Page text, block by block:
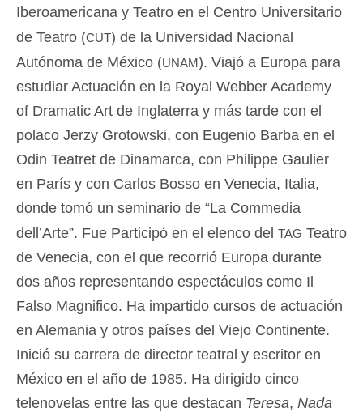
Iberoamericana y Teatro en el Centro Universitario
de Teatro (cut) de la Universidad Nacional
Autónoma de México (unam). Viajó a Europa para
estudiar Actuación en la Royal Webber Academy
of Dramatic Art de Inglaterra y más tarde con el
polaco Jerzy Grotowski, con Eugenio Barba en el
Odin Teatret de Dinamarca, con Philippe Gaulier
en París y con Carlos Bosso en Venecia, Italia,
donde tomó un seminario de “La Commedia
dell’Arte”. Fue Participó en el elenco del tag Teatro
de Venecia, con el que recorrió Europa durante
dos años representando espectáculos como Il
Falso Magnifico. Ha impartido cursos de actuación
en Alemania y otros países del Viejo Continente.
Inició su carrera de director teatral y escritor en
México en el año de 1985. Ha dirigido cinco
telenovelas entre las que destacan Teresa, Nada